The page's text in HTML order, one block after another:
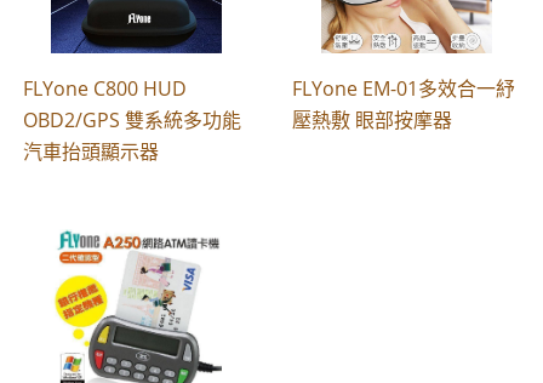
FLYone C800 HUD
OBD2/GPS 雙系統多功能
汽車抬頭顯示器
FLYone EM-01多效合一紓
壓熱敷 眼部按摩器